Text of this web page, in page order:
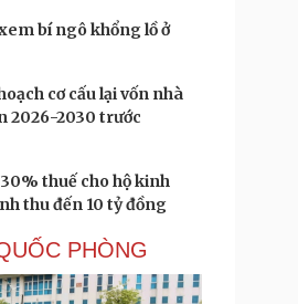
bí ngô khổng lồ ở
cơ cấu lại vốn nhà
2026-2030 trước
thuế cho hộ kinh
thu đến 10 tỷ đồng
PHÒNG